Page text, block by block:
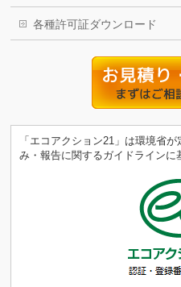
各種許可証ダウンロード
「エコアクション21」は環境省
み・報告に関するガイドラインに